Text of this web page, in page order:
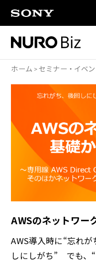
ホーム セミナー・イベン
AWSのネットワー
AWS導入時に“忘れ
しにしがち” でも